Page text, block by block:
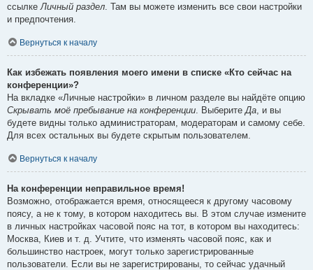
ссылке Личный раздел . Там вы можете изменить все свои настройки
и предпочтения.
Вернуться к началу
Как избежать появления моего имени в списке «Кто сейчас на
конференции»?
На вкладке «Личные настройки» в личном разделе вы найдёте опцию
Скрывать моё пребывание на конференции . Выберите Да , и вы
будете видны только администраторам, модераторам и самому себе.
Для всех остальных вы будете скрытым пользователем.
Вернуться к началу
На конференции неправильное время!
Возможно, отображается время, относящееся к другому часовому
поясу, а не к тому, в котором находитесь вы. В этом случае измените
в личных настройках часовой пояс на тот, в котором вы находитесь:
Москва, Киев и т. д. Учтите, что изменять часовой пояс, как и
большинство настроек, могут только зарегистрированные
пользователи. Если вы не зарегистрированы, то сейчас удачный